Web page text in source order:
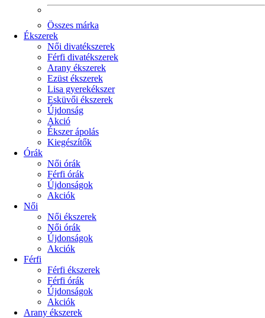
Összes márka
Ékszerek
Női divatékszerek
Férfi divatékszerek
Arany ékszerek
Ezüst ékszerek
Lisa gyerekékszer
Esküvői ékszerek
Újdonság
Akció
Ékszer ápolás
Kiegészítők
Órák
Női órák
Férfi órák
Újdonságok
Akciók
Női
Női ékszerek
Női órák
Újdonságok
Akciók
Férfi
Férfi ékszerek
Férfi órák
Újdonságok
Akciók
Arany ékszerek